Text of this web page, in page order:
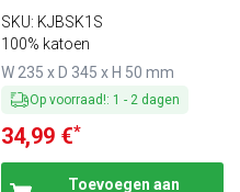
SKU: KJBSK1S
100% katoen
W 235 x D 345 x H 50 mm
Op voorraad!: 1 - 2 dagen
34,99 €*
Toevoegen aan